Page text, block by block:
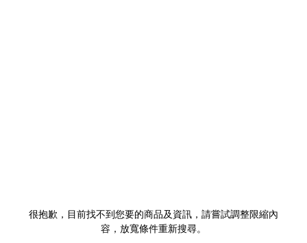
很抱歉，目前找不到您要的商品及資訊，請嘗試調整限縮內
容，放寬條件重新搜尋。